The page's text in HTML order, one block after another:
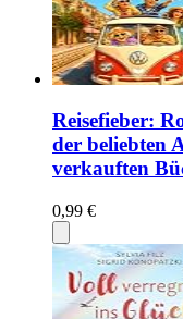
Reisefieber:
der beliebten
verkauften
0,99 €